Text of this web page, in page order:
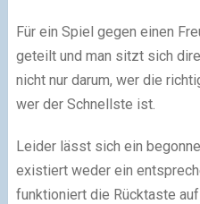
Für ein Spiel gegen einen
geteilt und man sitzt sich
nicht nur darum, wer die
wer der Schnellste ist.
Leider lässt sich ein
existiert weder ein
funktioniert die Rücktaste